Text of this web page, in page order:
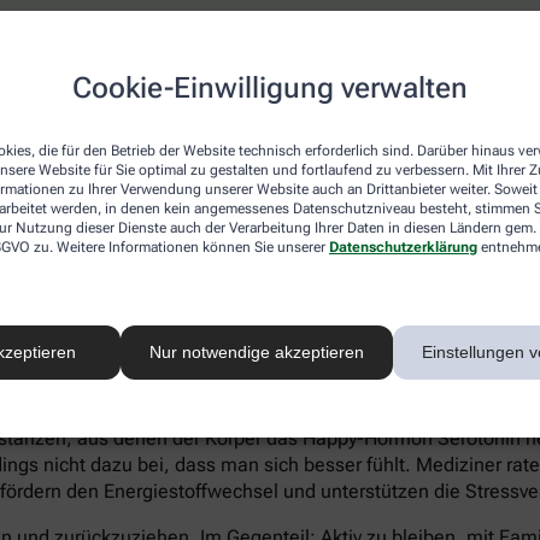
Cookie-Einwilligung verwalten
die für den Betrieb der Website technisch erforderlich sind. Darüber hinaus
Website für Sie optimal zu gestalten und fortlaufend zu verbessern. Mit Ihrer
zu Ihrer Verwendung unserer Website auch an Drittanbieter weiter. Soweit
werden, in denen kein angemessenes Datenschutzniveau besteht, stimmen
Nutzung dieser Dienste auch der Verarbeitung Ihrer Daten in diesen Ländern
zu. Weitere Informationen können Sie unserer Datenschutzerklärung
Nur notwendige akzeptieren Einstellungen
eher Ein- und Durchschlafstörungen anstatt eines
Heißhungerattacken. Ein Anzeichen für eine
sich zu kaum etwas aufraffen und sind permanent
sind typisch.
– auch wenn ein Angehöriger betroffen ist – sollte man
Deutsche Depressionshilfe auf:
Süßkram sind. Schokolade macht tatsächlich glücklich.
aus denen der Körper das Happy-Hormon Serotonin
nicht dazu bei, dass man sich besser fühlt. Mediziner
den Energiestoffwechsel und unterstützen die